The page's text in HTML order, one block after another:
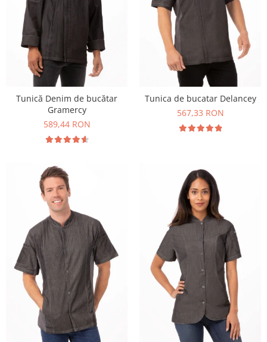
Tunică Denim de bucătar
Gramercy
589,44 RON
Tunica de bucatar Delancey
567,33 RON